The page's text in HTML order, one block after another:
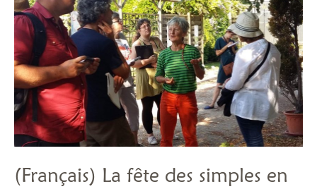
(Français) La fête des simples en